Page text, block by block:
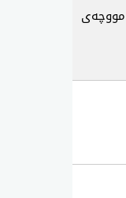
مووچەی